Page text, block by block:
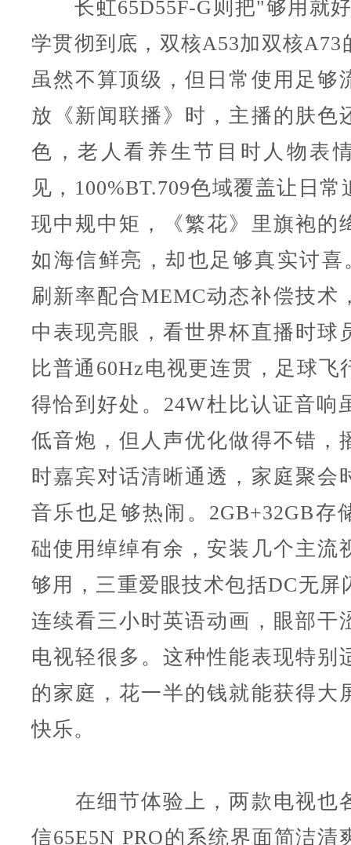
长虹65D55F-G则把"够用就
学贯彻到底，双核A53加双核A73
虽然不算顶级，但日常使用足够
放《新闻联播》时，主播的肤色
色，老人看养生节目时人物表
见，100%BT.709色域覆盖让日
现中规中矩，《繁花》里旗袍的
如海信鲜亮，却也足够真实讨喜
刷新率配合MEMC动态补偿技术
中表现亮眼，看世界杯直播时球
比普通60Hz电视更连贯，足球飞
得恰到好处。24W杜比认证音响
低音炮，但人声优化做得不错，
时嘉宾对话清晰通透，家庭聚会
音乐也足够热闹。2GB+32GB存
础使用绰绰有余，安装几个主流
够用，三重爱眼技术包括DC无屏
连续看三小时英语动画，眼部干
电视轻很多。这种性能表现特别
的家庭，花一半的钱就能获得大
快乐。
在细节体验上，两款电视也
信65E5N PRO的系统界面简洁清